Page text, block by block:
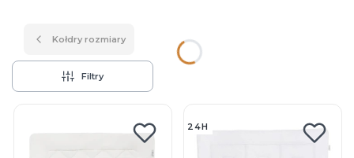
Kołdry rozmiary
Filtry
24H